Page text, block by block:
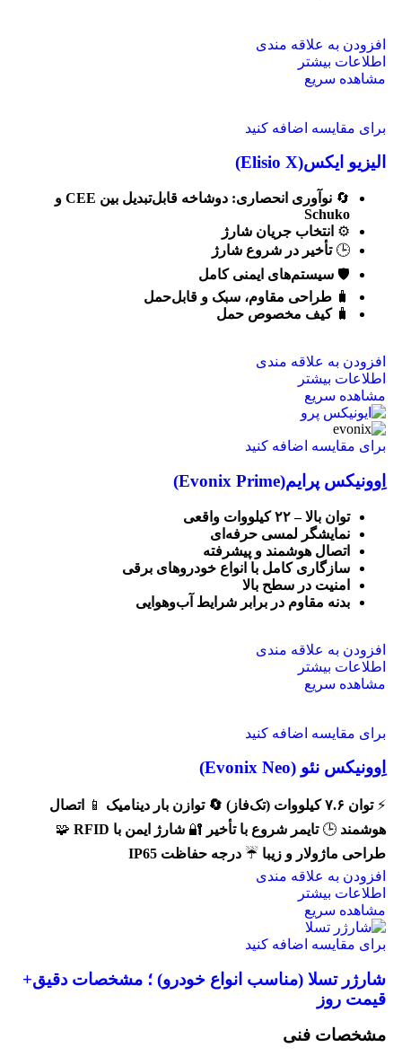
افزودن به علاقه مندی
اطلاعات بیشتر
مشاهده سریع
برای مقایسه اضافه کنید
الیزیو ایکس(Elisio X)
🔄 نوآوری انحصاری: دوشاخه قابل‌تبدیل بین
و
Schuko
⚙️ انتخاب جریان شارژ
🕒تأخیر در شروع شارژ
🛡️ سیستم‌های ایمنی کامل
🧳 طراحی مقاوم، سبک و قابل‌حمل
🧳کیف مخصوص حمل
افزودن به علاقه مندی
اطلاعات بیشتر
مشاهده سریع
برای مقایسه اضافه کنید
اِوونیکس پرایم(Evonix Prime)
توان بالا –۲۲کیلووات واقعی
نمایشگر لمسی حرفه‌ای
اتصال هوشمند و پیشرفته
سازگاری کامل با انواع خودروهای برقی
امنیت در سطح بالا
بدنه مقاوم در برابر شرایط آب‌و‌هوایی
افزودن به علاقه مندی
اطلاعات بیشتر
مشاهده سریع
برای مقایسه اضافه کنید
اِوونیکس نئو (Evonix Neo)
⚡توان ۷.۶ کیلووات (تک‌فاز) 🔄 توازن بار دینامیک 📱
اتصال
هوشمند 🕒تایمر شروع با تأخیر 🔐 شارژ ایمن با
🧩
طراحی ماژولار و زیبا ☔ درجه حفاظت IP65
افزودن به علاقه مندی
اطلاعات بیشتر
مشاهده سریع
برای مقایسه اضافه کنید
شارژر تسلا (مناسب انواع خودرو) ؛ مشخصات دقیق+
قیمت روز
مشخصات فنی